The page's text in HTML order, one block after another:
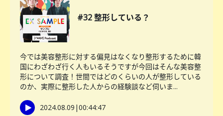
#32 整形している？
今では美容整形に対する偏見はなくなり整形するために韓
国にわざわざ行く人もいるそうですが今回はそんな美容整
形について調査！世間ではどのくらいの人が整形している
のか、実際に整形した人からの経験談など伺いま...
2024.08.09 |00:44:47